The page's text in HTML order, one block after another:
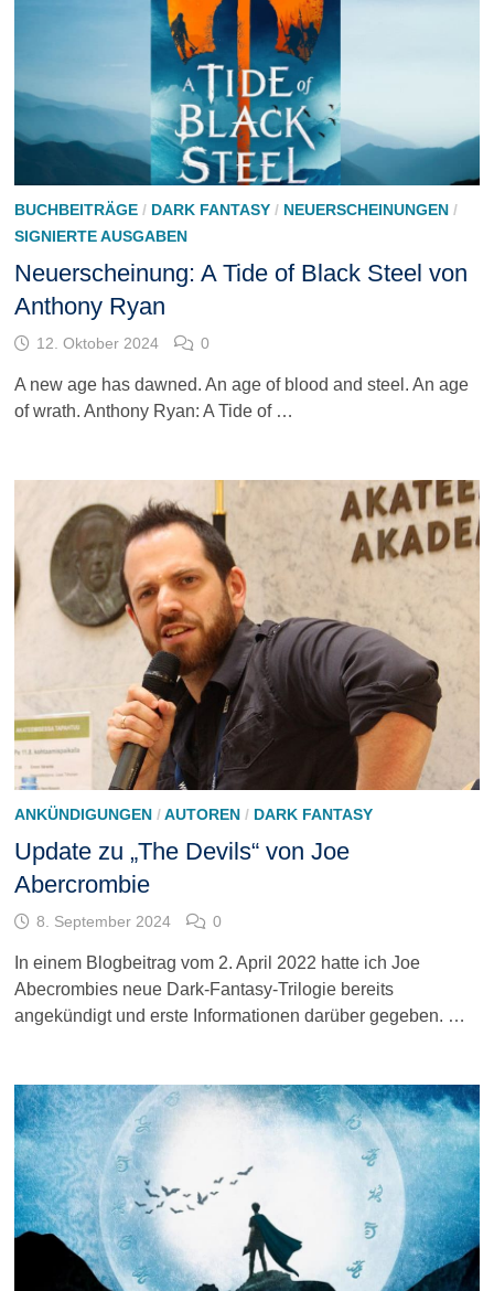
BUCHBEITRÄGE/ DARK FANTASY/ NEUERSCHEINUNGEN/
SIGNIERTE AUSGABEN
Neuerscheinung: A Tide of Black Steel von
Anthony Ryan
12. Oktober 2024 0
A new age has dawned. An age of blood and steel. An age
of wrath. Anthony Ryan: A Tide of …
ANKÜNDIGUNGEN/AUTOREN/ DARK FANTASY
Update zu „The Devils“ von Joe
Abercrombie
8. September 2024 0
In einem Blogbeitrag vom 2. April 2022 hatte ich Joe
Abecrombies neue Dark-Fantasy-Trilogie bereits
angekündigt und erste Informationen darüber gegeben. …